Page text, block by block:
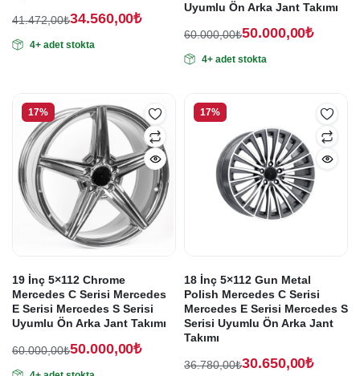
41.472,00₺
fiyat:
34.560,00₺
andaki
4+ adet stokta
Uyumlu Ön Arka Jant Takımı
60.000,00₺
fiyat:
50.000,00₺
andaki
50.000,00₺.
4+ adet stokta
17%
19 İnç 5×112 Chrome
Mercedes C Serisi Mercedes
E Serisi Mercedes S Serisi
Uyumlu Ön Arka Jant Takımı
60.000,00₺50.000,00₺
17%
18 İnç 5×112 Gun Metal
Polish Mercedes C Serisi
Mercedes E Serisi Mercedes S
Serisi Uyumlu Ön Arka Jant
Takımı
36.780,00₺30.650,00₺